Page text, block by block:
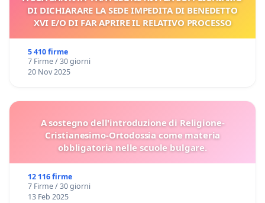
DI DICHIARARE LA SEDE IMPEDITA DI BENEDETTO
XVI E/O DI FAR APRIRE IL RELATIVO PROCESSO
5 410 firme
7 Firme / 30 giorni
20 Nov 2025
A sostegno dell'introduzione di Religione-
Cristianesimo-Ortodossia come materia
obbligatoria nelle scuole bulgare.
12 116 firme
7 Firme / 30 giorni
13 Feb 2025